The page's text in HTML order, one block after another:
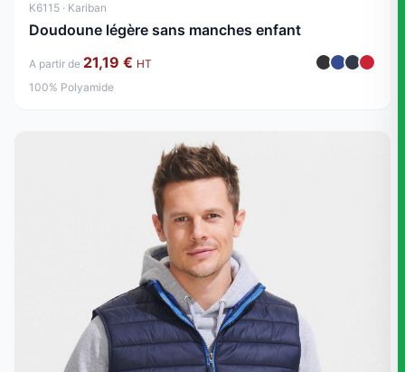
K6115 · Kariban
Doudoune légère sans manches enfant
A partir de 21,19 € HT
100% Polyamide